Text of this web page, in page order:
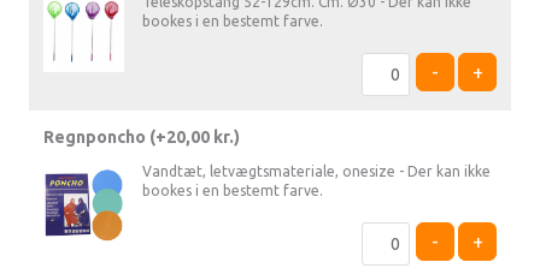
bookes i en bestemt farve.
- +
Regnponcho (+20,00 kr.)
Vandtæt, letvægtsmateriale, onesize - Der kan ikke
bookes i en bestemt farve.
- +